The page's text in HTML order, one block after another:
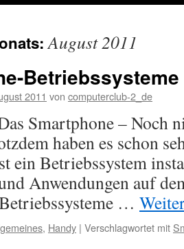
August 2011
Betriebssysteme
2011 von computerclub-2_de
Smartphone – Noch
haben es schon
ein Betriebssystem
Anwendungen auf
…
, Handy | Verschlagwortet mit